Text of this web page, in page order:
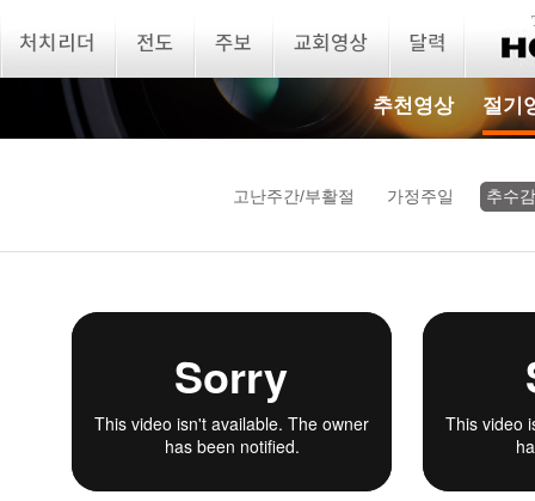
추천영상 절기
고난주간/부활절 가정주일 추수